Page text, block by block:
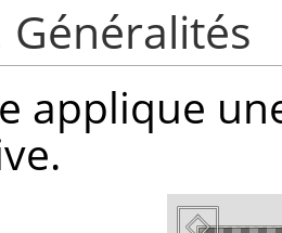
Généralités
applique